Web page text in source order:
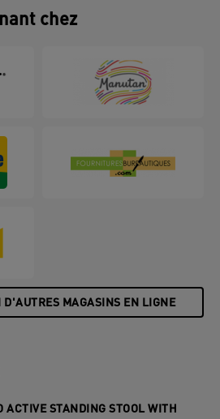
siège. Développé en
pour la santé et
en hauteur a été conçu pour
actif lorsque vous êtes
à la maison ou au travail. La
se balançant pendant que
renforce votre dos et prévient
douleurs. Réglage facile de la
- 82 cm) en appuyant sur le
du siège est fabriquée à
recyclés et la base en
empêche le tabouret de
transport située sous le
déplacer facilement d'une
ranger sous un bureau. Ce
d'améliorer le confort et
Notre mission est de
qui vous permettent aux de
chez
D'AUTRES MAGASINS EN LIGNE
ACTIVE STANDING STOOL WITH